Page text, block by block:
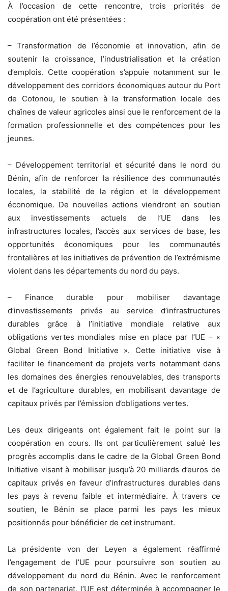
À l’occasion de cette rencontre, trois priorités de
coopération ont été présentées :
– Transformation de l’économie et innovation, afin de
soutenir la croissance, l’industrialisation et la création
d’emplois. Cette coopération s’appuie notamment sur le
développement des corridors économiques autour du Port
de Cotonou, le soutien à la transformation locale des
chaînes de valeur agricoles ainsi que le renforcement de la
formation professionnelle et des compétences pour les
jeunes.
– Développement territorial et sécurité dans le nord du
Bénin, afin de renforcer la résilience des communautés
locales, la stabilité de la région et le développement
économique. De nouvelles actions viendront en soutien
aux investissements actuels de l’UE dans les
infrastructures locales, l’accès aux services de base, les
opportunités économiques pour les communautés
frontalières et les initiatives de prévention de l’extrémisme
violent dans les départements du nord du pays.
– Finance durable pour mobiliser davantage
d’investissements privés au service d’infrastructures
durables grâce à l’initiative mondiale relative aux
obligations vertes mondiales mise en place par l’UE – «
Global Green Bond Initiative ». Cette initiative vise à
faciliter le financement de projets verts notamment dans
les domaines des énergies renouvelables, des transports
et de l’agriculture durables, en mobilisant davantage de
capitaux privés par l’émission d’obligations vertes.
Les deux dirigeants ont également fait le point sur la
coopération en cours. Ils ont particulièrement salué les
progrès accomplis dans le cadre de la Global Green Bond
Initiative visant à mobiliser jusqu’à 20 milliards d’euros de
capitaux privés en faveur d’infrastructures durables dans
les pays à revenu faible et intermédiaire. À travers ce
soutien, le Bénin se place parmi les pays les mieux
positionnés pour bénéficier de cet instrument.
La présidente von der Leyen a également réaffirmé
l’engagement de l’UE pour poursuivre son soutien au
développement du nord du Bénin. Avec le renforcement
de son partenariat, l’UE est déterminée à accompagner le